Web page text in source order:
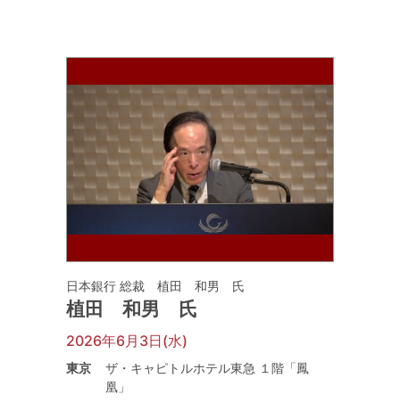
日本銀行 総裁 植田 和男 氏
植田 和男 氏
2026年6月3日(水)
東京
ザ・キャピトルホテル東急 １階「鳳
凰」